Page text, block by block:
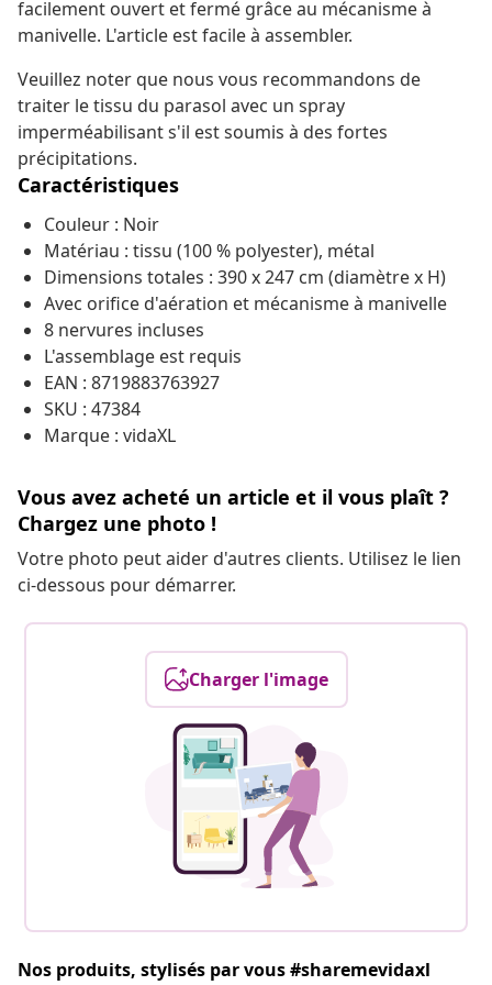
facilement ouvert et fermé grâce au mécanisme à
manivelle. L'article est facile à assembler.
Veuillez noter que nous vous recommandons de
traiter le tissu du parasol avec un spray
imperméabilisant s'il est soumis à des fortes
précipitations.
Caractéristiques
Couleur : Noir
Matériau : tissu (100 % polyester), métal
Dimensions totales : 390 x 247 cm (diamètre x H)
Avec orifice d'aération et mécanisme à manivelle
8 nervures incluses
L'assemblage est requis
EAN : 8719883763927
SKU : 47384
Marque : vidaXL
Vous avez acheté un article et il vous plaît ?
Chargez une photo !
Votre photo peut aider d'autres clients. Utilisez le lien
ci-dessous pour démarrer.
Charger l'image
Nos produits, stylisés par vous #sharemevidaxl